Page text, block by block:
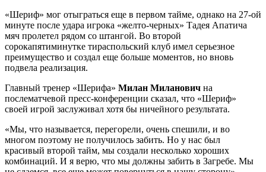
«Шериф» мог отыграться еще в первом тайме, однако на 27-ой
минуте после удара игрока «желто-черных» Тадея Апатича
мяч пролетел рядом со штангой. Во второй
сорокапятиминутке тираспольский клуб имел серьезное
преимущество и создал еще больше моментов, но вновь
подвела реализация.
Главный тренер «Шерифа» Милан Миланович на
послематчевой пресс-конференции сказал, что «Шериф»
своей игрой заслуживал хотя бы ничейного результата.
«Мы, что называется, перегорели, очень спешили, и во
многом поэтому не получилось забить. Но у нас был
красивый второй тайм, мы создали несколько хороших
комбинаций. И я верю, что мы должны забить в Загребе. Мы